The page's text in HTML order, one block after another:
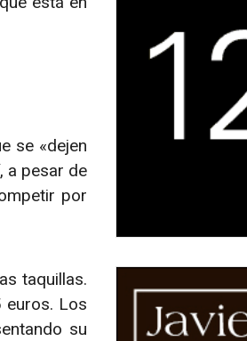
se «dejen
a pesar de
por
taquillas.
euros. Los
su